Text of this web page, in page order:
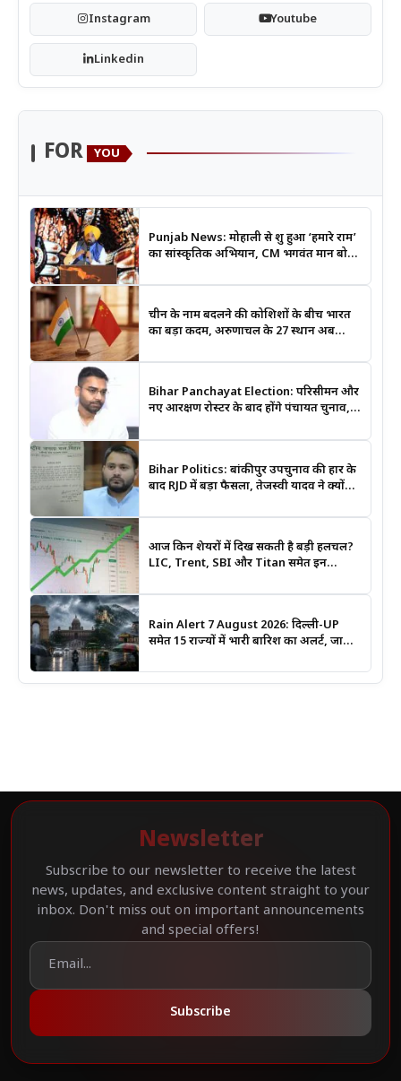
Instagram Youtube
Linkedin
FOR YOU
Punjab News: मोहाली से शुरू हुआ ‘हमारे राम’
का सांस्कृतिक अभियान, CM भगवंत मान बोले-
चीन के नाम बदलने की कोशिशों के बीच भारत
का बड़ा कदम, अरुणाचल के 27 स्थान अब
Bihar Panchayat Election: परिसीमन और
नए आरक्षण रोस्टर के बाद होंगे पंचायत चुनाव,
Bihar Politics: बांकीपुर उपचुनाव की हार के
बाद RJD में बड़ा फैसला, तेजस्वी यादव ने क्यों
आज किन शेयरों में दिख सकती है बड़ी हलचल?
LIC, Trent, SBI और Titan समेत इन
Rain Alert 7 August 2026: दिल्ली-UP
समेत 15 राज्यों में भारी बारिश का अलर्ट, जानिए
Newsletter
Subscribe to our newsletter to receive the latest
news, updates, and exclusive content straight to your
inbox. Don't miss out on important announcements
and special offers!
Subscribe